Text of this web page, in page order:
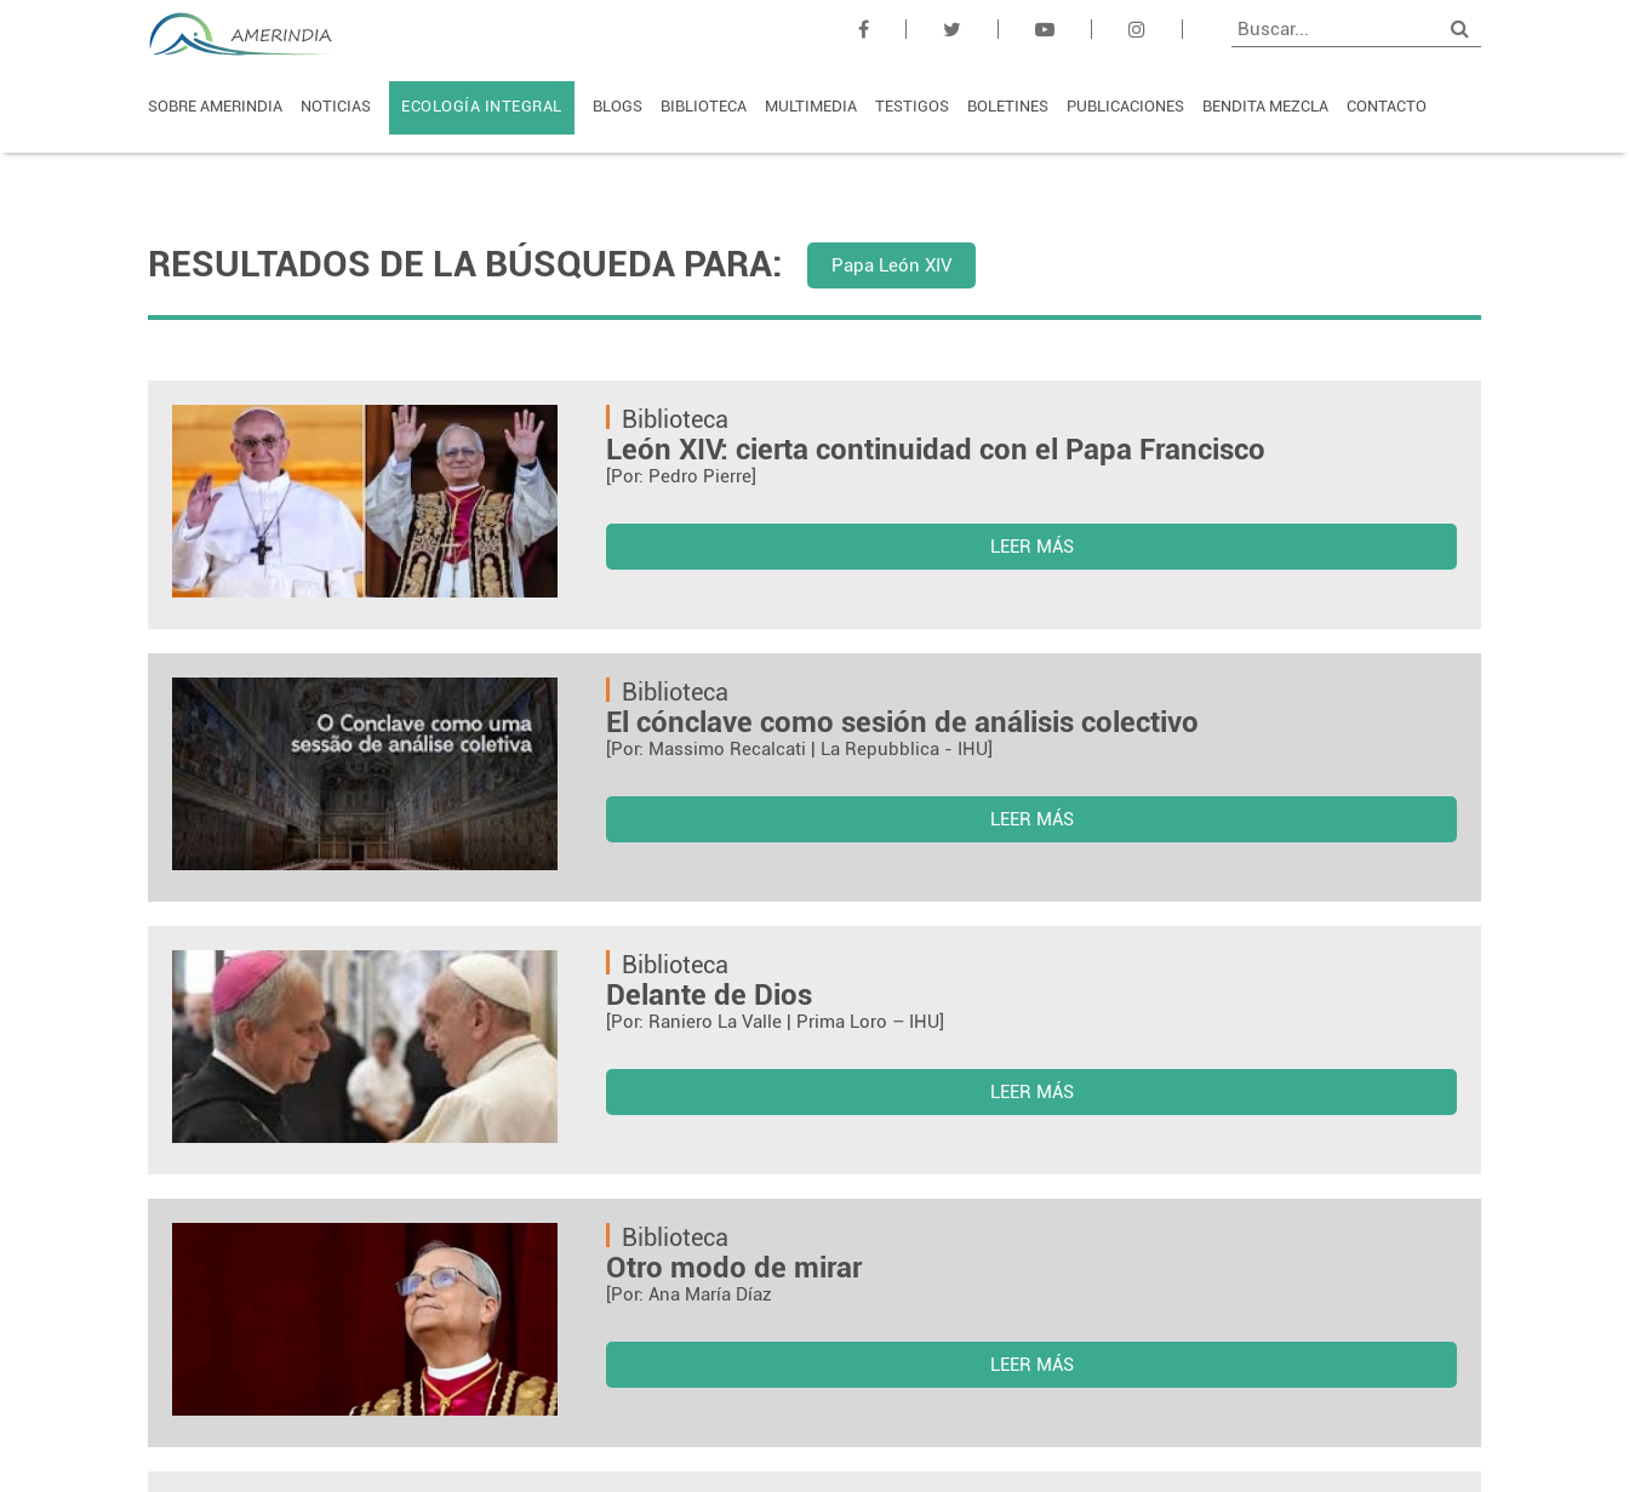
SOBRE AMERINDIA NOTICIAS ECOLOGÍA INTEGRAL BLOGS BIBLIOTECA MULTIMEDIA TESTIGOS BOLETINES PUBLICACIONES BENDITA MEZCLA CONTACTO
RESULTADOS DE LA BÚSQUEDA PARA: Papa León XIV
Biblioteca
León XIV: cierta continuidad con el Papa Francisco
[Por: Pedro Pierre]
LEER MÁS
Biblioteca
El cónclave como sesión de análisis colectivo
[Por: Massimo Recalcati | La Repubblica - IHU]
LEER MÁS
Biblioteca
Delante de Dios
[Por: Raniero La Valle | Prima Loro – IHU]
LEER MÁS
Biblioteca
Otro modo de mirar
[Por: Ana María Díaz
LEER MÁS